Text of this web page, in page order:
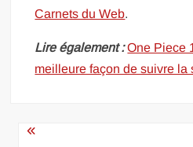
Carnets du Web.
Lire également : One Piece
meilleure façon de suivre la
Navigation